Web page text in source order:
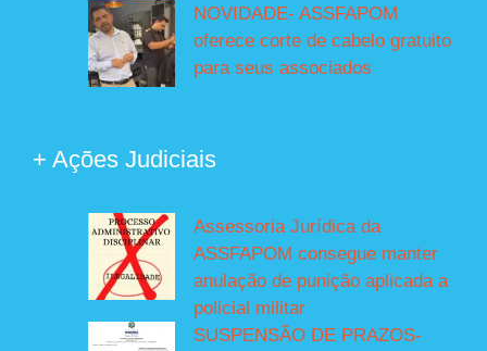
NOVIDADE- ASSFAPOM
oferece corte de cabelo gratuito
para seus associados
+ Ações Judiciais
Assessoria Jurídica da
ASSFAPOM consegue manter
anulação de punição aplicada a
policial militar
SUSPENSÃO DE PRAZOS-